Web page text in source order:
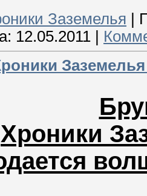
Заземелья
12.05.2011
Хроники